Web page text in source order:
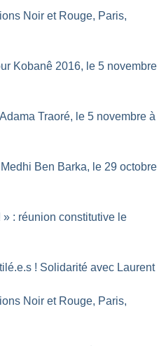
Noir et Rouge, Paris,
Kobanê 2016, le 5 novembre
Traoré, le 5 novembre à
Ben Barka, le 29 octobre
» : réunion constitutive le
! Solidarité avec Laurent
Noir et Rouge, Paris,